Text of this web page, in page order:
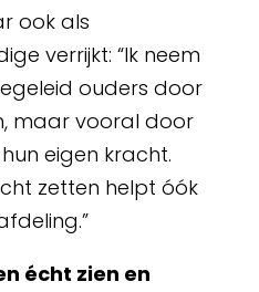
ook als
verrijkt: “Ik neem
ouders door
maar vooral door
eigen kracht.
zetten helpt óók
écht zien en